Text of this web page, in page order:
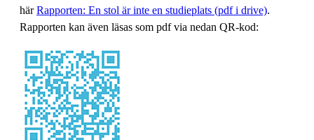
härRapporten: En stol är inte en studieplats (pdf i drive).
Rapporten kan även läsas som pdf via nedan QR-kod: